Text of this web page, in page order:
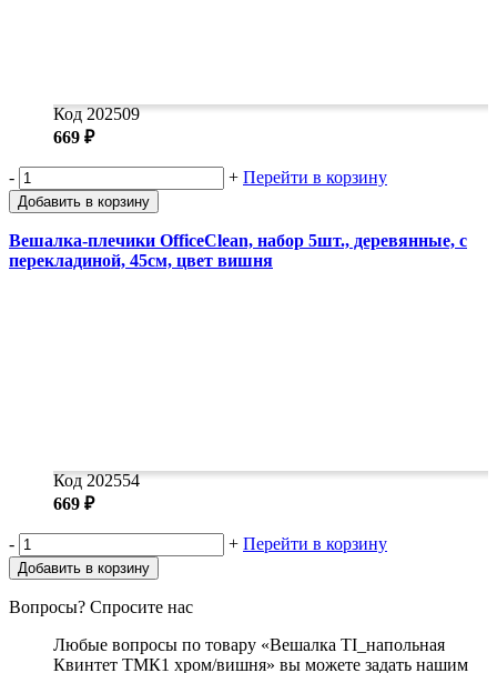
Код 202509
669 ₽
- + Перейти в корзину
Добавить в корзину
Вешалка-плечики OfficeClean, набор 5шт., деревянные, с
перекладиной, 45см, цвет вишня
Код 202554
669 ₽
- + Перейти в корзину
Добавить в корзину
Вопросы? Спросите нас
Любые вопросы по товару «Вешалка TI_напольная
Квинтет ТМК1 хром/вишня» вы можете задать нашим